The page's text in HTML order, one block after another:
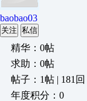
baobao03
关注 私信
精华：0帖
求助：0帖
帖子：1帖 | 181回
年度积分：0